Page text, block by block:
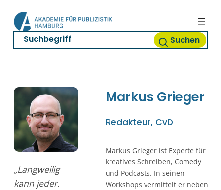
Inhalt
springen
Suchen
„Langweilig
kann jeder.
Markus Grieger
Redakteur, CvD
Markus Grieger ist Experte für
kreatives Schreiben, Comedy
und Podcasts. In seinen
Workshops vermittelt er neben